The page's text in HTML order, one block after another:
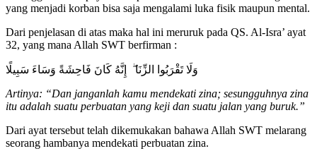
yang menjadi korban bisa saja mengalami luka fisik maupun mental.
Dari penjelasan di atas maka hal ini meruruk pada QS. Al-Isra’ ayat
32, yang mana Allah SWT berfirman :
وَلَا تَقْرَبُوا الزِّنَا ۖ إِنَّهُ كَانَ فَاحِشَةً وَسَاءَ سَبِيلًا
Artinya: “Dan janganlah kamu mendekati zina; sesungguhnya zina
itu adalah suatu perbuatan yang keji dan suatu jalan yang buruk.”
Dari ayat tersebut telah dikemukakan bahawa Allah SWT melarang
seorang hambanya mendekati perbuatan zina.